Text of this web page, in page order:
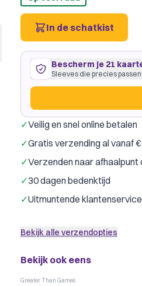
In de schatkist
Bescherm je 21
Sleeves die precies passen
21 kaarten
past precies·GameGenic
Merk: Gamegenic
✓Veilig en snel online betalen
✓Gratis verzending al vanaf
✓Verzenden naar afhaalpunt
✓30 dagen bedenktijd
✓Uitmuntende klantenservice
Bekijk alle verzendopties
Bekijk ook eens
Greater Than Games